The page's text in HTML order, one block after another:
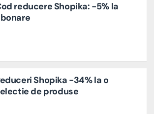
reducere Shopika: -5% la
Shopika -34% la o
de produse